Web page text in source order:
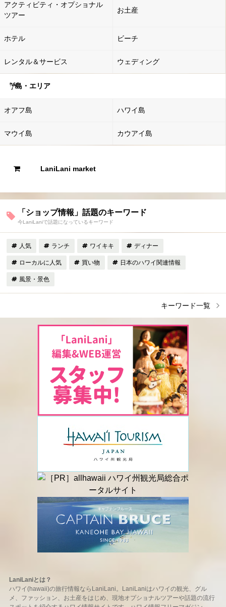
アクティビティ・オプショナル
ツアー
お土産
ホテル ビーチ
レンタル＆サービス ウェディング
島・エリア
オアフ島 ハワイ島
マウイ島 カウアイ島
LaniLani market
「ショップ情報」話題のキーワード
今LaniLaniで話題になっているキーワード
人気 ランチ ワイキキ ディナー
ローカルに人気 買い物 日本のハワイ関連情報
風景・景色
キーワード一覧
LaniLaniとは？
ハワイ(hawaii)の旅行情報ならLaniLani。LaniLaniはハワイの観光、グル
メ、ファッション、お土産をはじめ、現地オプショナルツアーや話題の流行